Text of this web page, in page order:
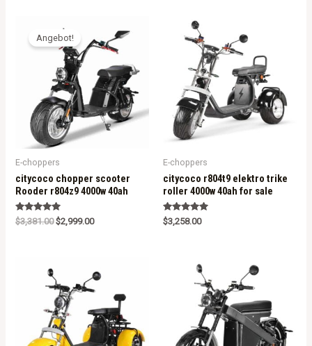
Angebot!
E-choppers
citycoco chopper scooter
Rooder r804z9 4000w 40ah
Rated
5.00
$3,381.00 $2,999.00
E-choppers
citycoco r804t9 elektro trike
roller 4000w 40ah for sale
Rated
5.00
$3,258.00